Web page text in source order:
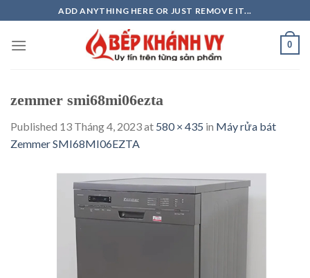
to
content
ADD ANYTHING HERE OR JUST REMOVE IT...
0
zemmer smi68mi06ezta
Published 13 Tháng 4, 2023at 580 × 435 in Máy rửa bát
Zemmer SMI68MI06EZTA